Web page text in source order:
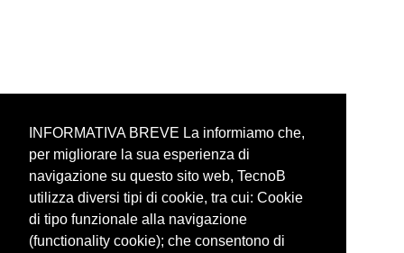
INFORMATIVA BREVE La informiamo che,
per migliorare la sua esperienza di
navigazione su questo sito web, TecnoB
utilizza diversi tipi di cookie, tra cui: Cookie
di tipo funzionale alla navigazione
(functionality cookie); che consentono di